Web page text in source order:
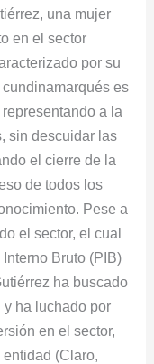
una mujer
en el sector
por su
es
a la
sin descuidar las
el cierre de la
de todos los
Pese a
el sector, el cual
Bruto (PIB)
ha buscado
ha luchado por
en el sector,
(Claro,